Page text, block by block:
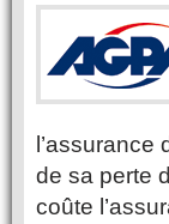
de sa perte
coûte